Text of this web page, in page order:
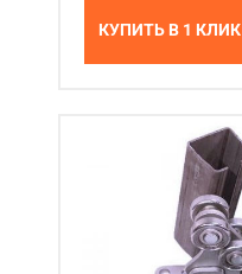
КУПИТЬ В 1 КЛИК